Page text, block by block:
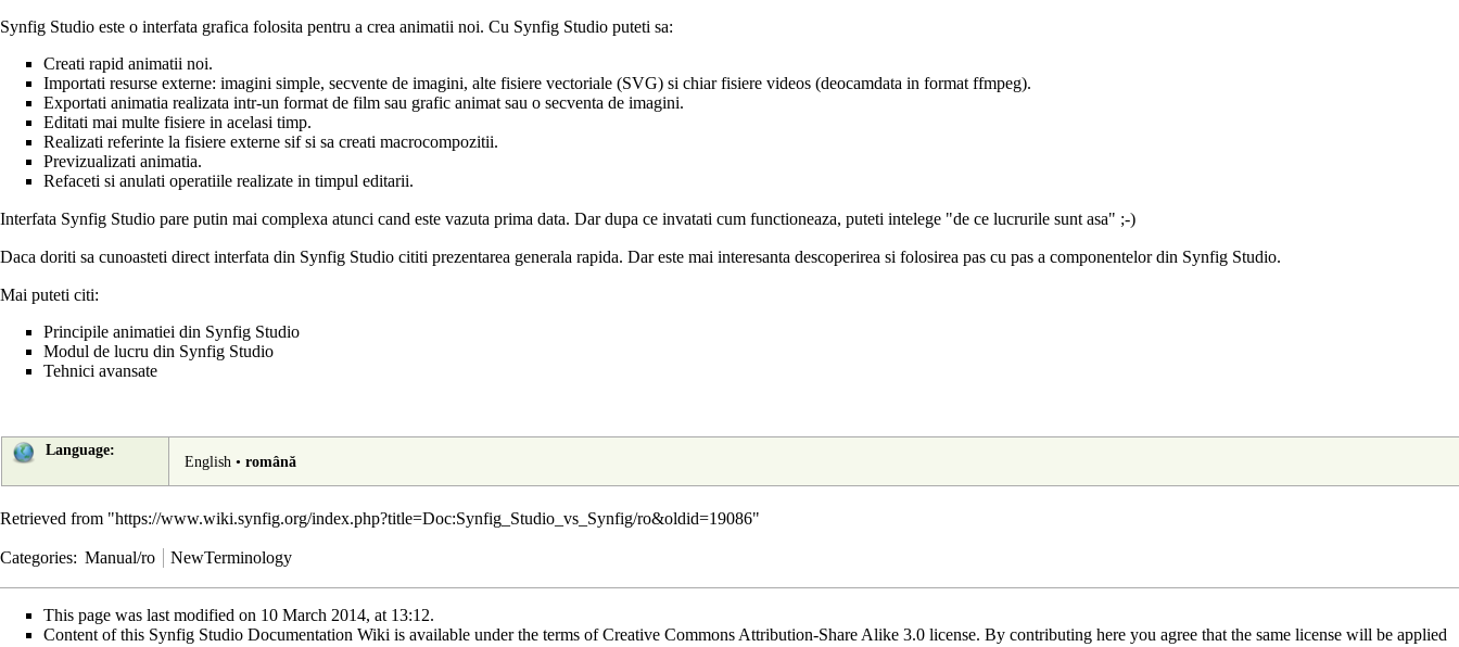
Synfig Studio este o interfata grafica folosita pentru a crea animatii noi. Cu Synfig Studio puteti sa:
Creati rapid animatii noi.
Importati resurse externe: imagini simple, secvente de imagini, alte fisiere vectoriale (SVG) si chiar fisiere videos (deocamdata in format ffmpeg).
Exportati animatia realizata intr-un format de film sau grafic animat sau o secventa de imagini.
Editati mai multe fisiere in acelasi timp.
Realizati referinte la fisiere externe sif si sa creati macrocompozitii.
Previzualizati animatia.
Refaceti si anulati operatiile realizate in timpul editarii.
Interfata Synfig Studio pare putin mai complexa atunci cand este vazuta prima data. Dar dupa ce invatati cum functioneaza, puteti intelege "de ce lucrurile sunt asa" ;-)
Daca doriti sa cunoasteti direct interfata din Synfig Studio cititi prezentarea generala rapida. Dar este mai interesanta descoperirea si folosirea pas cu pas a componentelor din Synfig Studio.
Mai puteti citi:
Principile animatiei din Synfig Studio
Modul de lucru din Synfig Studio
Tehnici avansate
Language:
English • română
Retrieved from "https://www.wiki.synfig.org/index.php?title=Doc:Synfig_Studio_vs_Synfig/ro&oldid=19086"
Categories: Manual/ro NewTerminology
This page was last modified on 10 March 2014, at 13:12.
Content of this Synfig Studio Documentation Wiki is available under the terms of Creative Commons Attribution-Share Alike 3.0 license. By contributing here you agree that the same license will be applied